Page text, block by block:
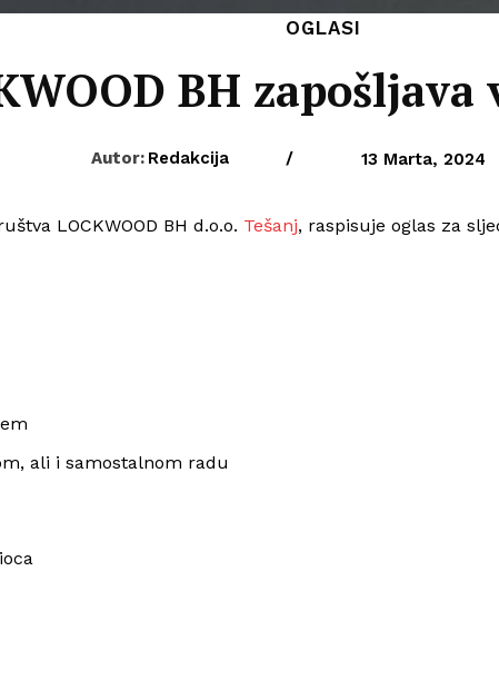
OGLASI
BH
Autor: Redakcija / 13 Marta, 2024
LOCKWOOD BH d.o.o. Tešanj, raspisuje oglas za
ali i samostalnom radu